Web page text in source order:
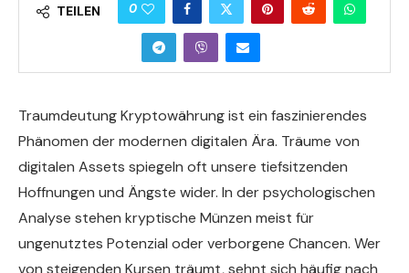
TEILEN 0
Traumdeutung Kryptowährung ist ein faszinierendes
Phänomen der modernen digitalen Ära. Träume von
digitalen Assets spiegeln oft unsere tiefsitzenden
Hoffnungen und Ängste wider. In der psychologischen
Analyse stehen kryptische Münzen meist für
ungenutztes Potenzial oder verborgene Chancen. Wer